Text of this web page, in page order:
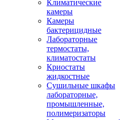
Климатические
камеры
Камеры
бактерицидные
Лабораторные
термостаты,
климатостаты
Криостаты
жидкостные
Сушильные шкафы
лабораторные,
промышленные,
полимеризаторы